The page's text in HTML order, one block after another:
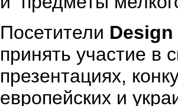
Посетители
принять участие в
презентациях,
европейских и